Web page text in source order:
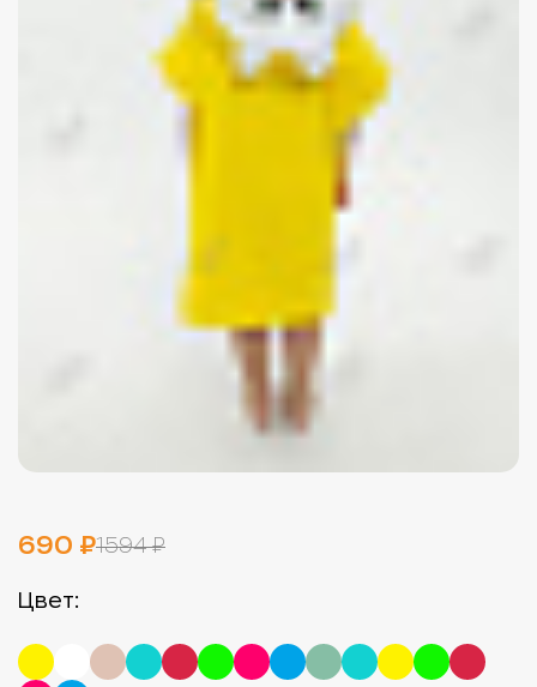
690 ₽1594 ₽
Цвет: